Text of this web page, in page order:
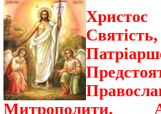
Митрополити,